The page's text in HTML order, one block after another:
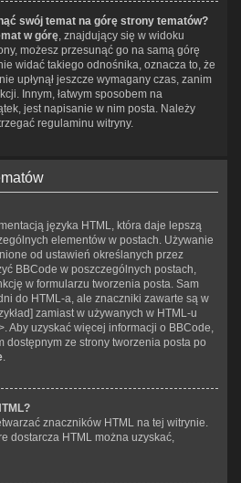
swój temat na górę strony tematów?
w górę, znajdujący się w widoku
możesz przesunąć go na samą górę
widać takiego odnośnika, oznacza to, że
upłynął jeszcze wymagany czas, zanim
Innym, łatwym sposobem na
jest napisanie w nim posta. Należy
regulaminu witryny.
języka HTML, która daje lepszą
elementów w postach. Używanie
od ustawień określanych przez
BBCode w poszczególnych postach,
w formularzu tworzenia posta. Sam
do HTML-a, ale znaczniki zawarte są w
zamiast w używanych w HTML-u
Aby uzyskać więcej informacji o BBCode,
dostępnym ze strony tworzenia posta po
.
znaczników HTML na tej witrynie.
dostarcza HTML można uzyskać,